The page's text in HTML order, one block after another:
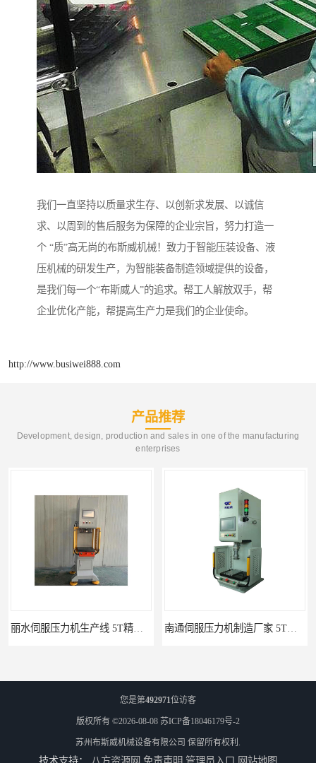
我们一直坚持以质量求生存、以创新求发展、以诚信
求、以周到的售后服务为保障的企业宗旨，努力打造一
个 “质”高无尚的布斯威机械！致力于智能压装设备、液
压机械的研发生产，为智能装备制造领域提供的设备，
是我们每一个“布斯威人”的追求。帮工人解放双手，帮
企业优化产能，帮提高生产力是我们的企业使命。
http://www.busiwei888.com
产品推荐
Development, design, production and sales in one of the manufacturing
enterprises
丽水伺服压力机生产线 5T精密伺服压力机 布斯威机械设备 南通伺服压力机制造厂家 5T精密伺服压力机 布斯威机械设备
您是第492971位访客
版权所有 ©2026-08-08 苏ICP备18046179号-2
苏州布斯威机械设备有限公司 保留所有权利.
技术支持： 八方资源网 免责声明 管理员入口 网站地图